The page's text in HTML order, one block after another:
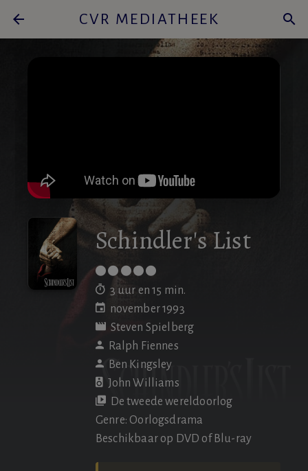
arrow_back CVR MEDIATHEEK search
Schindler's List
3 uur en 15 min.
november 1993
Steven Spielberg
Ralph Fiennes
Ben Kingsley
John Williams
De tweede wereldoorlog
Genre: Oorlogsdrama
Beschikbaar op DVD of Blu-ray